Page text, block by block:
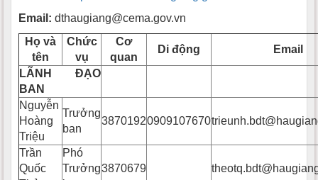
Email: dthaugiang@cema.gov.vn
Họ và
tên
Chức
vụ
Cơ
quan
Di động
Email
LÃNH ĐẠO
BAN
Nguyễn
Hoàng
Triệu
Trưởng
ban
38701920909107670
Trần
Quốc
Phó
Trưởng3870679